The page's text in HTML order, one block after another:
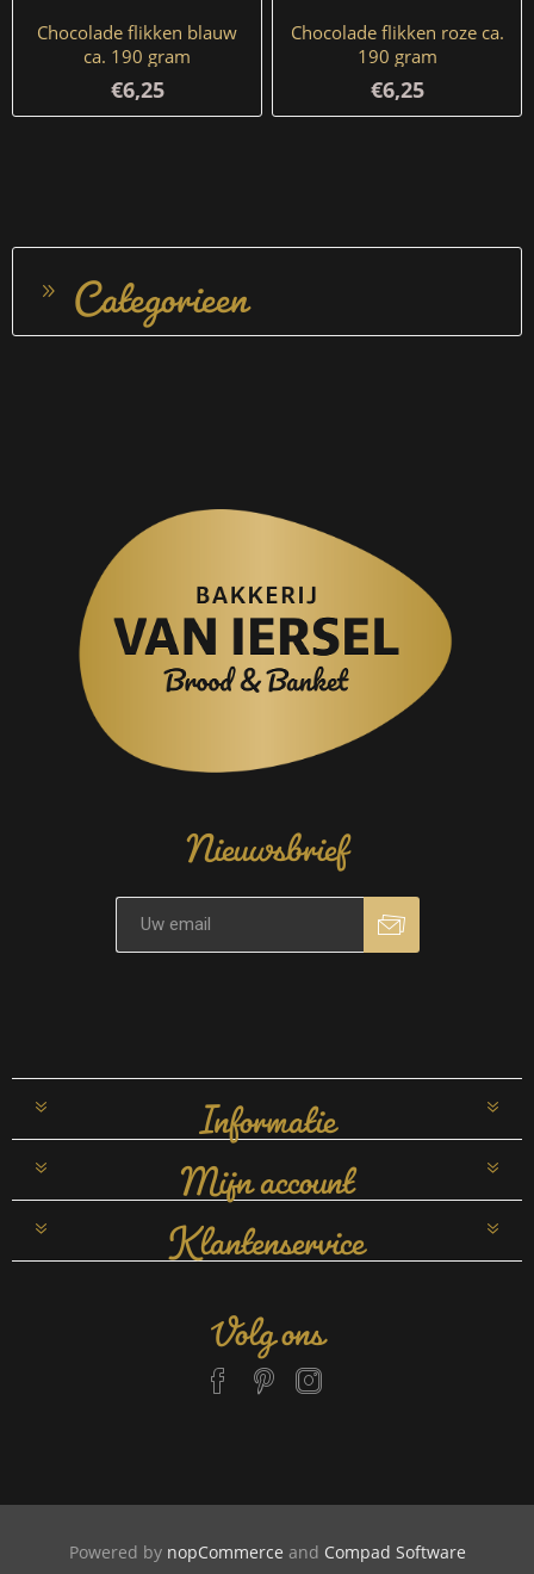
Chocolade flikken blauw
ca. 190 gram
€6,25
Chocolade flikken roze ca.
190 gram
€6,25
Categorieen
Nieuwsbrief
Informatie
Mijn account
Klantenservice
Volg ons
Powered by nopCommerce and Compad Software